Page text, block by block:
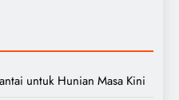
untuk Hunian Masa Kini